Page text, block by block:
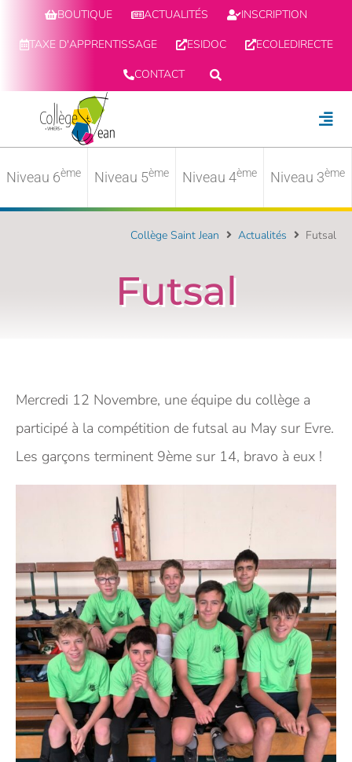
BOUTIQUE ACTUALITÉS
INSCRIPTION
TAXE D'APPRENTISSAGE
ESIDOC
ECOLEDIRECTE
CONTACT
Niveau 6ème Niveau 5ème Niveau 4ème Niveau 3ème
Collège Saint Jean Actualités Futsal
Futsal
Mercredi 12 Novembre, une équipe du collège a
participé à la compétition de futsal au May sur Evre.
Les garçons terminent 9ème sur 14, bravo à eux !